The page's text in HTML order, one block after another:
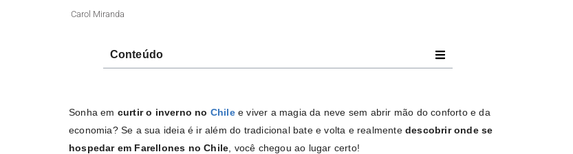
Carol Miranda
Conteúdo
Sonha em curtir o inverno no Chilee viver a magia da neve sem abrir mão do conforto e da
economia? Se a sua ideia é ir além do tradicional bate e volta e realmentedescobrir onde se
hospedar em Farellones no Chile , você chegou ao lugar certo!